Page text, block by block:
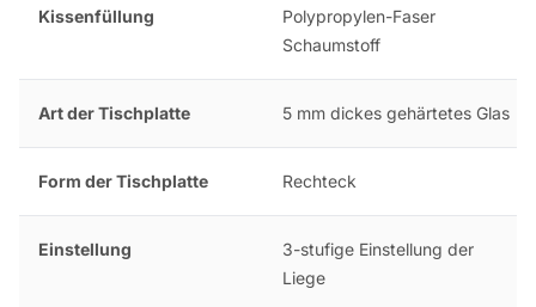
Kissenfüllung
Polypropylen-Faser
Schaumstoff
Art der Tischplatte 5 mm dickes gehärtetes Glas
Form der Tischplatte Rechteck
Einstellung
3-stufige Einstellung der
Liege